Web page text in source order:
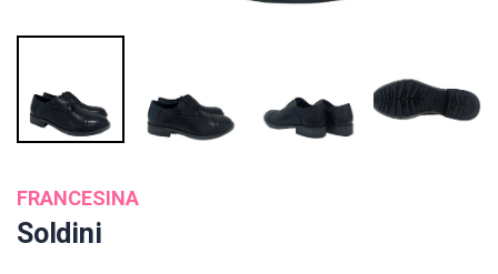
FRANCESINA
Soldini